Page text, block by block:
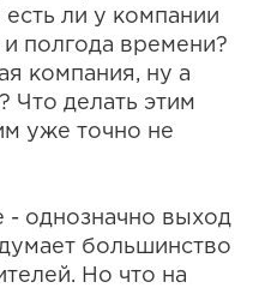
ли у компании
полгода времени?
компания, ну а
Что делать этим
уже точно не
однозначно выход
большинство
Но что на